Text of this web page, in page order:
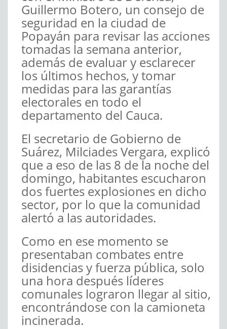
Guillermo Botero, un consejo de
seguridad en la ciudad de
Popayán para revisar las acciones
tomadas la semana anterior,
además de evaluar y esclarecer
los últimos hechos, y tomar
medidas para las garantías
electorales en todo el
departamento del Cauca.
El secretario de Gobierno de
Suárez, Milciades Vergara, explicó
que a eso de las 8 de la noche del
domingo, habitantes escucharon
dos fuertes explosiones en dicho
sector, por lo que la comunidad
alertó a las autoridades.
Como en ese momento se
presentaban combates entre
disidencias y fuerza pública, solo
una hora después líderes
comunales lograron llegar al sitio,
encontrándose con la camioneta
incinerada.